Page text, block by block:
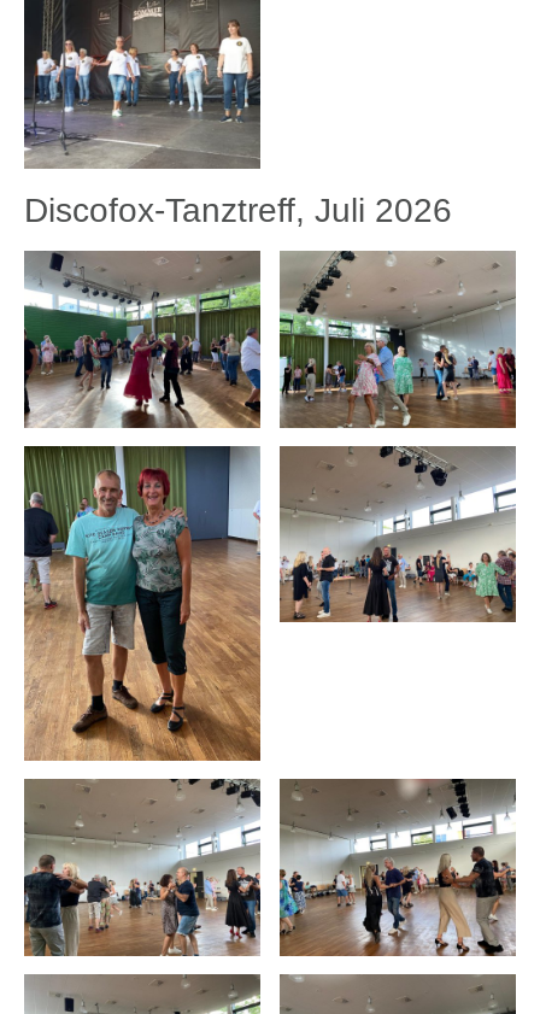
Discofox-Tanztreff, Juli 2026